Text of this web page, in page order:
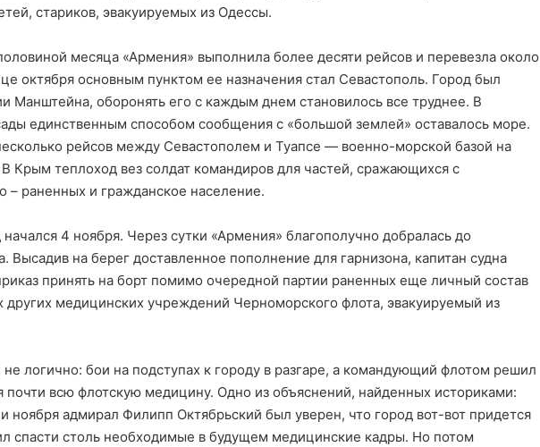
стариков, эвакуируемых из Одессы.
месяца «Армения» выполнила более десяти рейсов и перевезла около
октября основным пунктом ее назначения стал Севастополь. Город был
Манштейна, оборонять его с каждым днем становилось все труднее. В
единственным способом сообщения с «большой землей» оставалось море.
рейсов между Севастополем и Туапсе — военно-морской базой на
Крым теплоход вез солдат командиров для частей, сражающихся с
– раненных и гражданское население.
4 ноября. Через сутки «Армения» благополучно добралась до
Высадив на берег доставленное пополнение для гарнизона, капитан судна
принять на борт помимо очередной партии раненных еще личный состав
других медицинских учреждений Черноморского флота, эвакуируемый из
не логично: бои на подступах к городу в разгаре, а командующий флотом решил
почти всю флотскую медицину. Одно из объяснений, найденных историками:
ноября адмирал Филипп Октябрьский был уверен, что город вот-вот придется
спасти столь необходимые в будущем медицинские кадры. Но потом